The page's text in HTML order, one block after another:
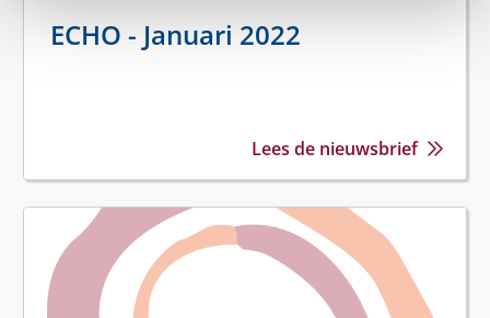
ECHO - Januari 2022
Lees de nieuwsbrief